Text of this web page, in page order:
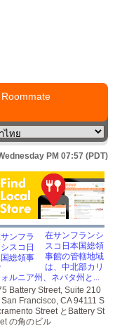
Roommate
PM 07:57 (PDT)
在サンフランシ
スコ日本国総領
事館の管轄地域
は、中北部カリ
ルニア州、ネバタ州と...
Battery Street, Suite 210
San Francisco, CA 94111 S
Street とBattery St
の角のビル